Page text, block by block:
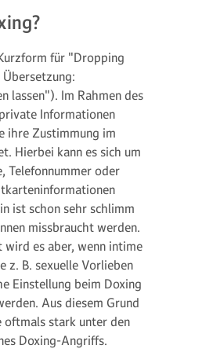
für "Dropping
lassen"). Im Rahmen des
Informationen
ihre Zustimmung im
Hierbei kann es sich um
Telefonnummer oder
ist schon sehr schlimm
missbraucht werden.
wird es aber, wenn intime
z. B. sexuelle Vorlieben
Einstellung beim Doxing
Aus diesem Grund
oftmals stark unter den
Doxing-Angriffs.